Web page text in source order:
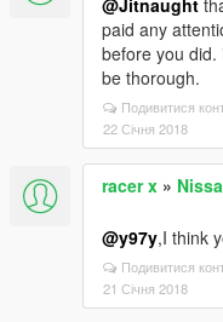
@Jitnaught
paid any
before you
be thorough.
Подивитися
22 Січня 2018
racer x »
@y97y,I think
Подивитися
21 Січня 2018